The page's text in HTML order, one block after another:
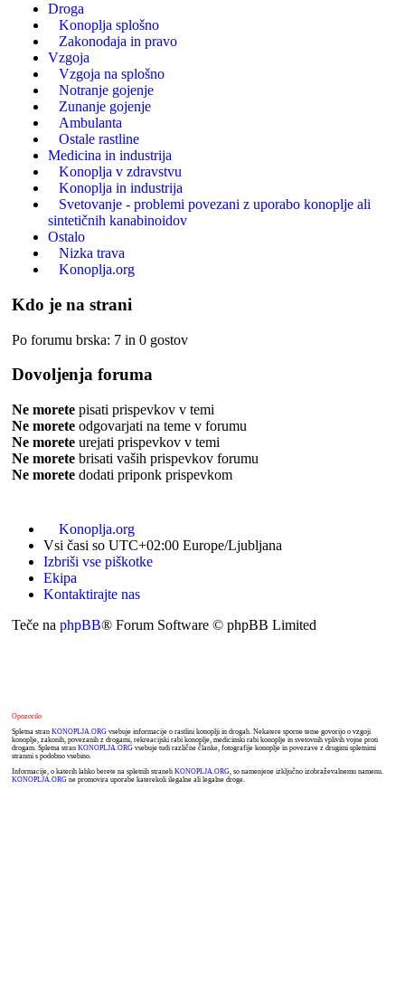
Droga
Konoplja splošno
Zakonodaja in pravo
Vzgoja
Vzgoja na splošno
Notranje gojenje
Zunanje gojenje
Ambulanta
Ostale rastline
Medicina in industrija
Konoplja v zdravstvu
Konoplja in industrija
Svetovanje - problemi povezani z uporabo konoplje ali
sintetičnih kanabinoidov
Ostalo
Nizka trava
Konoplja.org
Kdo je na strani
Po forumu brska: 7 in 0 gostov
Dovoljenja foruma
Ne morete pisati prispevkov v temi
Ne morete odgovarjati na teme v forumu
Ne morete urejati prispevkov v temi
Ne morete brisati vaših prispevkov forumu
Ne morete dodati priponk prispevkom
Konoplja.org
Vsi časi so UTC+02:00 Europe/Ljubljana
Izbriši vse piškotke
Ekipa
Kontaktirajte nas
Teče na phpBB® Forum Software © phpBB Limited
Opozorilo
Spletna stran KONOPLJA.ORG vsebuje informacije o rastlini konoplji in drogah. Nekatere sporne teme govorijo o vzgoji
konoplje, zakonih, povezanih z drogami, rekreacijski rabi konoplje, medicinski rabi konoplje in svetovnih vplivih vojne proti
drogam. Spletna stran KONOPLJA.ORG vsebuje tudi različne članke, fotografije konoplje in povezave z drugimi spletnimi
stranmi s podobno vsebino.
Informacije, o katerih lahko berete na spletnih straneh KONOPLJA.ORG, so namenjene izključno izobraževalnemu namenu.
KONOPLJA.ORG ne promovira uporabe katerekoli ilegalne ali legalne droge.